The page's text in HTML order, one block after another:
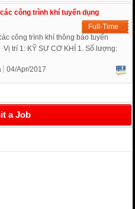
công trình khí tuyển dụng
Full-Time
công trình khí thông báo tuyển
trí 1: KỸ SƯ CƠ KHÍ 1. Số lượng:
04/Apr/2017
a Job